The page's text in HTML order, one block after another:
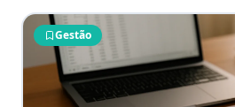
documentada.
Gestão